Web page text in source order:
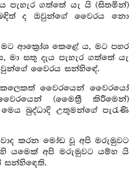
පැහැර ගත්තේ යැ යි (සිතමින්)
ද ඔවුන්ගේ වෛරය නො
මට ආක්‍රෝශ කෙළේ ය, මට පහර
මා සතු දැය පැහැර ගත්තේ යැ
වෛරය සන්හිඳේ.
වෛරයෙන් වෛරයෝ
(මෛත්‍රී කිරීමෙන්)
බුද්ධාදි උතුමන්ගේ පැරැණි
කරන මෝඩ වූ අපි මරුමුවට
යමෙක් අපි මරුමුවට යම්හ යි
සන්හිඳෙති.